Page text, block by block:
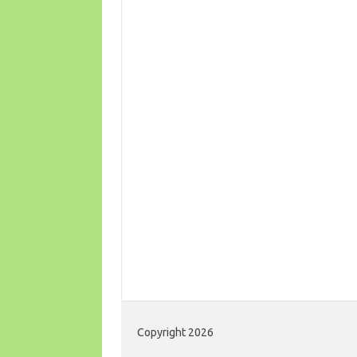
Copyright 2026